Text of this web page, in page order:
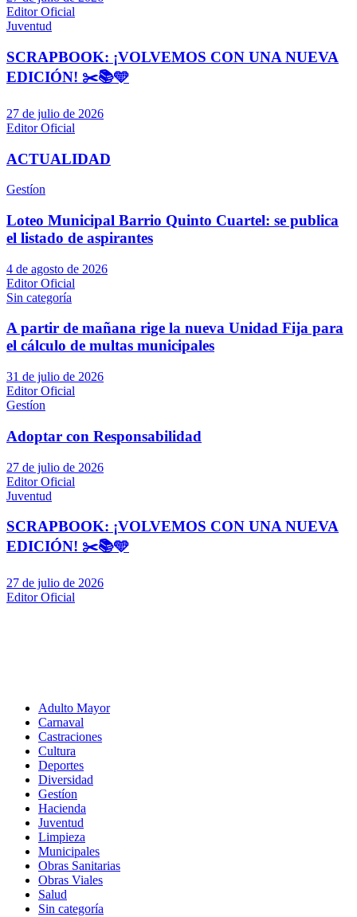
Editor Oficial
Juventud
SCRAPBOOK: ¡VOLVEMOS CON UNA NUEVA
EDICIÓN! ✂️📚🩵
27 de julio de 2026
Editor Oficial
ACTUALIDAD
Gestíon
Loteo Municipal Barrio Quinto Cuartel: se publica
el listado de aspirantes
4 de agosto de 2026
Editor Oficial
Sin categoría
A partir de mañana rige la nueva Unidad Fija para
el cálculo de multas municipales
31 de julio de 2026
Editor Oficial
Gestíon
Adoptar con Responsabilidad
27 de julio de 2026
Editor Oficial
Juventud
SCRAPBOOK: ¡VOLVEMOS CON UNA NUEVA
EDICIÓN! ✂️📚🩵
27 de julio de 2026
Editor Oficial
Adulto Mayor
Carnaval
Castraciones
Cultura
Deportes
Diversidad
Gestíon
Hacienda
Juventud
Limpieza
Municipales
Obras Sanitarias
Obras Viales
Salud
Sin categoría